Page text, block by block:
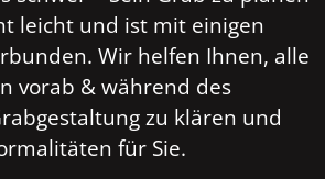
leicht und ist mit einigen
Wir helfen Ihnen, alle
vorab & während des
zu klären und
für Sie.